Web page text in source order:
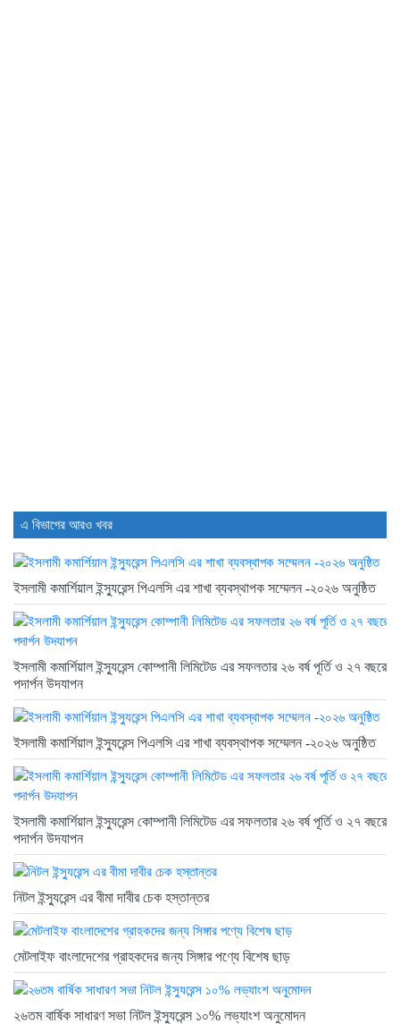
এ বিভাগের আরও খবর
ইসলামী কমার্শিয়াল ইন্স্যুরেন্স পিএলসি এর শাখা ব্যবস্থাপক সম্মেলন -২০২৬ অনুষ্ঠিত
ইসলামী কমার্শিয়াল ইন্স্যুরেন্স কোম্পানী লিমিটেড এর সফলতার ২৬ বর্ষ পূর্তি ও ২৭ বছরে
পদার্পন উদযাপন
ইসলামী কমার্শিয়াল ইন্স্যুরেন্স পিএলসি এর শাখা ব্যবস্থাপক সম্মেলন -২০২৬ অনুষ্ঠিত
ইসলামী কমার্শিয়াল ইন্স্যুরেন্স কোম্পানী লিমিটেড এর সফলতার ২৬ বর্ষ পূর্তি ও ২৭ বছরে
পদার্পন উদযাপন
নিটল ইন্স্যুরেন্স এর বীমা দাবীর চেক হস্তান্তর
মেটলাইফ বাংলাদেশের গ্রাহকদের জন্য সিঙ্গার পণ্যে বিশেষ ছাড়
২৬তম বার্ষিক সাধারণ সভা নিটল ইন্স্যুরেন্স ১০% লভ্যাংশ অনুমোদন